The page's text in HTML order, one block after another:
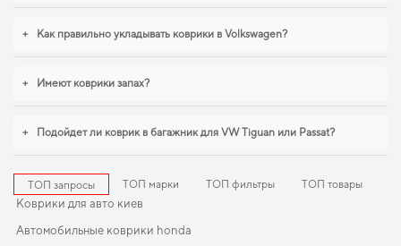
+ Как правильно укладывать коврики в Volkswagen?
+ Имеют коврики запах?
+ Подойдет ли коврик в багажник для VW Tiguan или Passat?
ТОП запросы ТОП марки ТОП фильтры ТОП товары
Коврики для авто киев
Автомобильные коврики honda